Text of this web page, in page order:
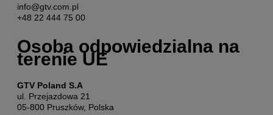
info@gtv.com.pl
+48 22 444 75 00
Osoba odpowiedzialna na
terenie UE
GTV Poland S.A
ul. Przejazdowa 21
05-800 Pruszków, Polska